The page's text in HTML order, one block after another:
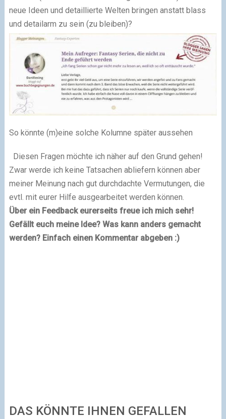
neue Ideen und detaillierte Welten bringen anstatt blass
und detailarm zu sein (zu bleiben)?
So könnte (m)eine solche Kolumne später aussehen
Diesen Fragen möchte ich näher auf den Grund gehen!
Zwar werde ich keine Tatsachen abliefern können aber
meiner Meinung nach gut durchdachte Vermutungen, die
evtl. mit eurer Hilfe ausgearbeitet werden können.
Über ein Feedback eurerseits freue ich mich sehr!
Gefällt euch meine Idee? Was kann anders gemacht
werden? Einfach einen Kommentar abgeben :)
DAS KÖNNTE IHNEN GEFALLEN